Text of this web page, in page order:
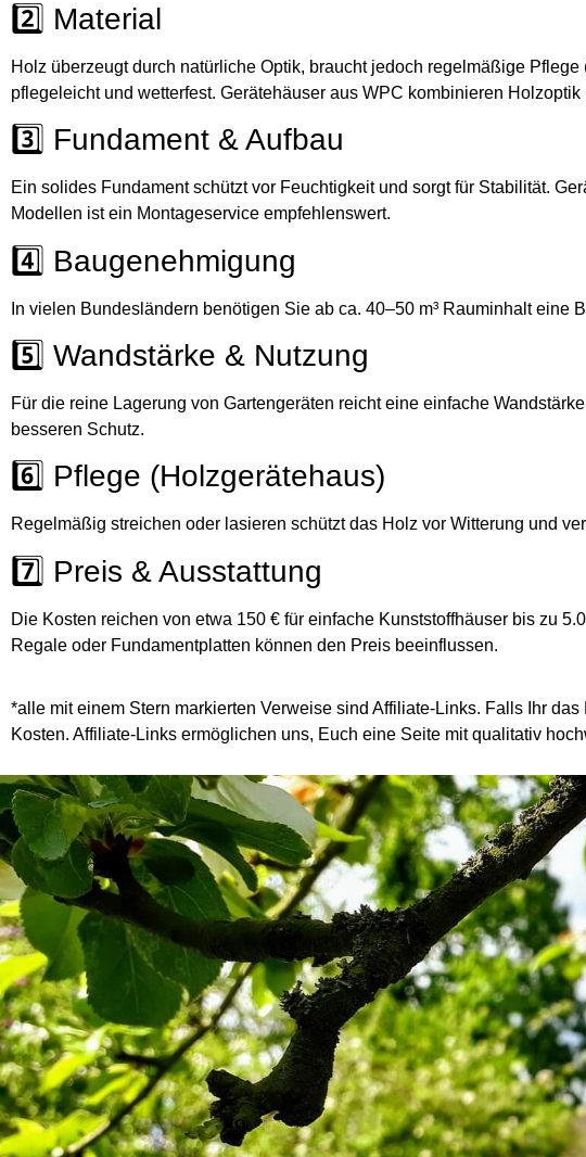
2️⃣ Material
Holz überzeugt durch natürliche Optik, braucht jedoch regelmäßige
pflegeleicht und wetterfest. Gerätehäuser aus WPC kombinieren
3️⃣ Fundament & Aufbau
Ein solides Fundament schützt vor Feuchtigkeit und sorgt für Stabilität.
Modellen ist ein Montageservice empfehlenswert.
4️⃣ Baugenehmigung
In vielen Bundesländern benötigen Sie ab ca. 40–50 m³ Rauminhalt
5️⃣ Wandstärke & Nutzung
Für die reine Lagerung von Gartengeräten reicht eine einfache
besseren Schutz.
6️⃣ Pflege (Holzgerätehaus)
Regelmäßig streichen oder lasieren schützt das Holz vor Witterung und
7️⃣ Preis & Ausstattung
Die Kosten reichen von etwa 150 € für einfache Kunststoffhäuser bis zu
Regale oder Fundamentplatten können den Preis beeinflussen.
*alle mit einem Stern markierten Verweise sind Affiliate-Links. Falls Ihr
Kosten. Affiliate-Links ermöglichen uns, Euch eine Seite mit qualitativ